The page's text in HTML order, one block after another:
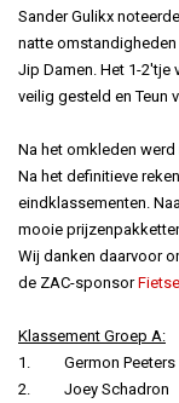
Sander Gulikx
natte
Jip Damen. Het 1-2'tje
veilig gesteld en Teun
Na het omkleden
Na het definitieve
eindklassementen.
mooie
Wij danken daarvoor
de ZAC-sponsor
Klassement Groep A:
1. Germon Peeters
2. Joey Schadron